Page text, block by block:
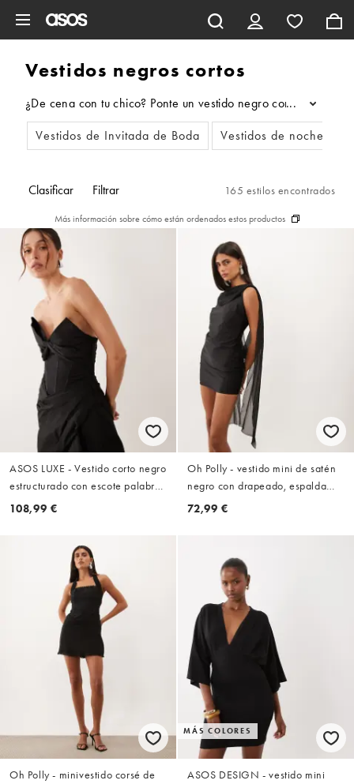
Vestidos negros cortos
¿De cena con tu chico? Ponte un vestido negro corto. ¿Vas a
...
Vestidos de Invitada de Boda
Vestidos de noche
Clasificar Filtrar 165 estilos encontrados
Más información sobre cómo están ordenados estos productos
ASOS LUXE - Vestido corto negro
estructurado con escote palabra
de honor, cuerpo estilo corsé y
108,99 €
Oh Polly - vestido mini de satén
negro con drapeado, espalda
abierta y detalle de pañuelo
72,99 €
Oh Polly - minivestido corsé de
MÁS COLORES
ASOS DESIGN - vestido mini